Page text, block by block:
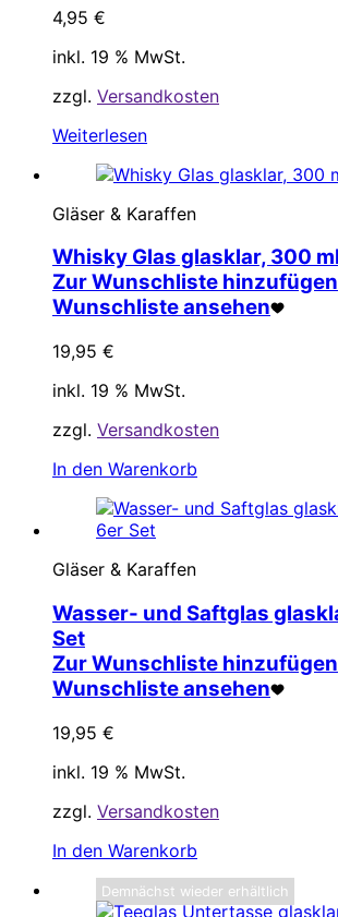
4,95 €
inkl. 19 % MwSt.
zzgl. Versandkosten
Weiterlesen
Gläser & Karaffen
Whisky Glas glasklar, 300
Zur Wunschliste hinzufügen
Wunschliste ansehen
19,95 €
inkl. 19 % MwSt.
zzgl. Versandkosten
In den Warenkorb
Gläser & Karaffen
Wasser- und Saftglas
Set
Zur Wunschliste hinzufügen
Wunschliste ansehen
19,95 €
inkl. 19 % MwSt.
zzgl. Versandkosten
In den Warenkorb
Demnächst wieder erhältlich